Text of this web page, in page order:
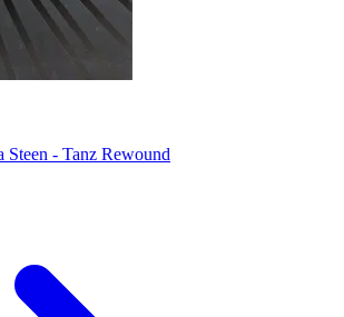
Steen - Tanz Rewound